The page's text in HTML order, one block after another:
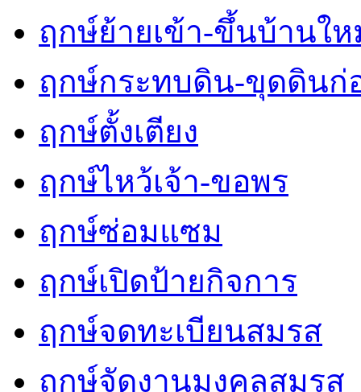
ฤกษ์ย้ายเข้า-ขึ้นบ้านใ
ฤกษ์กระทบดิน-ขุดดินก่
ฤกษ์ตั้งเตียง
ฤกษ์ไหว้เจ้า-ขอพร
ฤกษ์ซ่อมแซม
ฤกษ์เปิดป้ายกิจการ
ฤกษ์จดทะเบียนสมรส
ฤกษ์จัดงานมงคลสมรส